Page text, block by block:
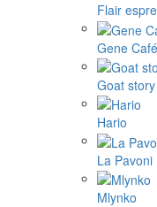
Flair
Gene Café
Goat story
Hario
La Pavoni
Mlynko